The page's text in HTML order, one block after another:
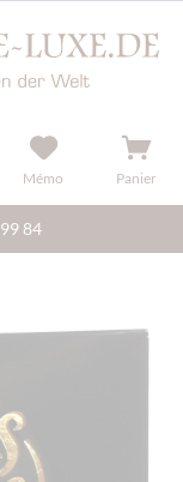
Mémo Panier
84